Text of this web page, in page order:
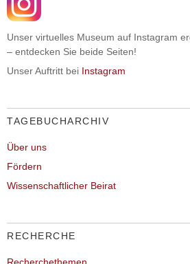
Unser virtuelles Museum auf Instagram
– entdecken Sie beide Seiten!
Unser Auftritt bei Instagram
TAGEBUCHARCHIV
Über uns
Fördern
Wissenschaftlicher Beirat
RECHERCHE